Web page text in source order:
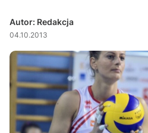
Autor: Redakcja
04.10.2013